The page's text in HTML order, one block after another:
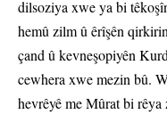
dilsoziya xwe ya bi
hemû zilm û êrîşên
çand û kevneşopiyên
cewhera xwe mezin bû.
hevrêyê me Mûrat bi